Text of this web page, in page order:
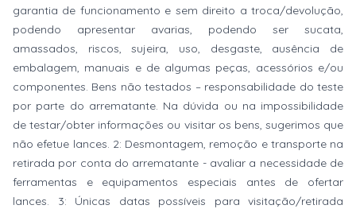
garantia de funcionamento e sem direito a troca/devolução,
podendo apresentar avarias, podendo ser sucata,
amassados, riscos, sujeira, uso, desgaste, ausência de
embalagem, manuais e de algumas peças, acessórios e/ou
componentes. Bens não testados – responsabilidade do teste
por parte do arrematante. Na dúvida ou na impossibilidade
de testar/obter informações ou visitar os bens, sugerimos que
não efetue lances. 2: Desmontagem, remoção e transporte na
retirada por conta do arrematante - avaliar a necessidade de
ferramentas e equipamentos especiais antes de ofertar
lances. 3: Únicas datas possíveis para visitação/retirada